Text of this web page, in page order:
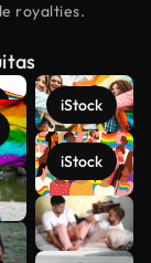
royalties.
iStock
iStock
Veja mais